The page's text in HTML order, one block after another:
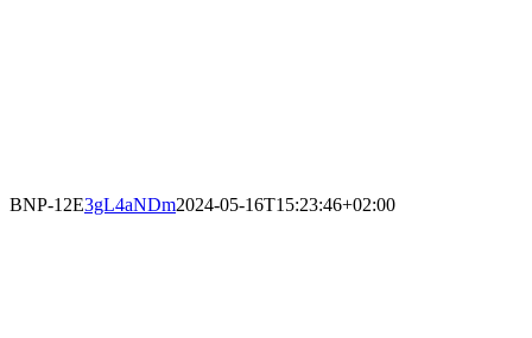
BNP-12E3gL4aNDm2024-05-16T15:23:46+02:00